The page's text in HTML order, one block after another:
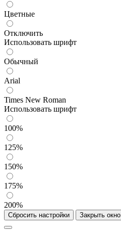
Цветные
Отключить
Использовать шрифт
Обычный
Arial
Times New Roman
Использовать шрифт
100%
125%
150%
175%
200%
Сбросить настройки Закрыть окно